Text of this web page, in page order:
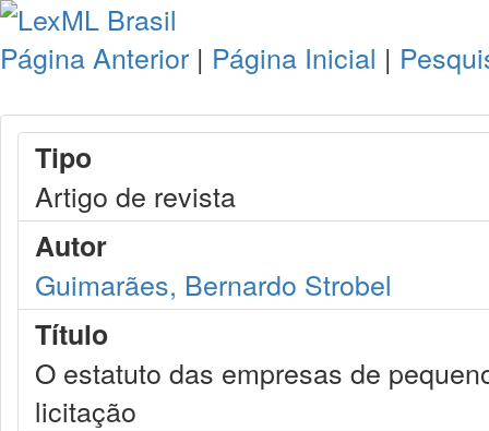
Página Anterior | Página Inicial |
Tipo
Artigo de revista
Autor
Guimarães, Bernardo Strobel
Título
O estatuto das empresas de
licitação